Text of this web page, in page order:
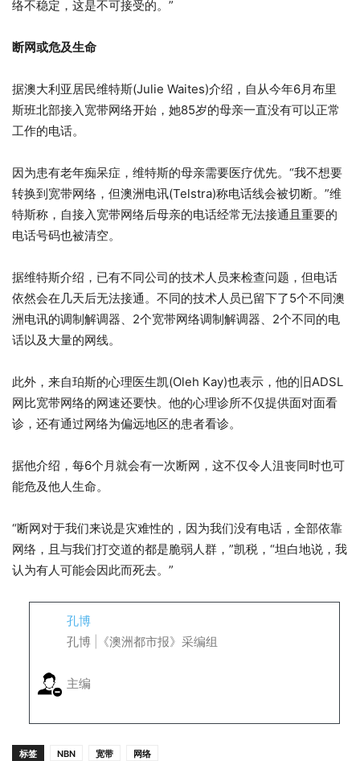
络不稳定，这是不可接受的。”
断网或危及生命
据澳大利亚居民维特斯(Julie Waites)介绍，自从今年6月布里
斯班北部接入宽带网络开始，她85岁的母亲一直没有可以正常
工作的电话。
因为患有老年痴呆症，维特斯的母亲需要医疗优先。“我不想要
转换到宽带网络，但澳洲电讯(Telstra)称电话线会被切断。”维
特斯称，自接入宽带网络后母亲的电话经常无法接通且重要的
电话号码也被清空。
据维特斯介绍，已有不同公司的技术人员来检查问题，但电话
依然会在几天后无法接通。不同的技术人员已留下了5个不同澳
洲电讯的调制解调器、2个宽带网络调制解调器、2个不同的电
话以及大量的网线。
此外，来自珀斯的心理医生凯(Oleh Kay)也表示，他的旧ADSL
网比宽带网络的网速还要快。他的心理诊所不仅提供面对面看
诊，还有通过网络为偏远地区的患者看诊。
据他介绍，每6个月就会有一次断网，这不仅令人沮丧同时也可
能危及他人生命。
“断网对于我们来说是灾难性的，因为我们没有电话，全部依靠
网络，且与我们打交道的都是脆弱人群，”凯税，“坦白地说，我
认为有人可能会因此而死去。”
孔博
孔博 |《澳洲都市报》采编组
主编
标签 NBN 宽带 网络